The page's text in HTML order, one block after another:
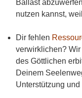
Ballast
nutzen kannst,
Dir fehlen
verwirklichen?
des Göttlichen
Deinem
Unterstützung